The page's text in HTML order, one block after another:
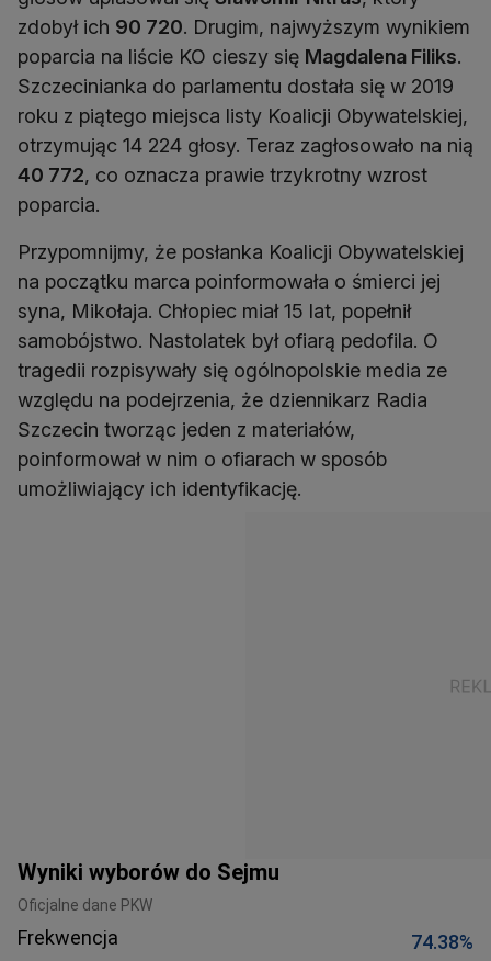
zdobył ich 90 720. Drugim, najwyższym wynikiem
poparcia na liście KO cieszy się Magdalena Filiks.
Szczecinianka do parlamentu dostała się w 2019
roku z piątego miejsca listy Koalicji Obywatelskiej,
otrzymując 14 224 głosy. Teraz zagłosowało na nią
40 772, co oznacza prawie trzykrotny wzrost
poparcia.
Przypomnijmy, że posłanka Koalicji Obywatelskiej
na początku marca poinformowała o śmierci jej
syna, Mikołaja. Chłopiec miał 15 lat, popełnił
samobójstwo. Nastolatek był ofiarą pedofila. O
tragedii rozpisywały się ogólnopolskie media ze
względu na podejrzenia, że dziennikarz Radia
Szczecin tworząc jeden z materiałów,
poinformował w nim o ofiarach w sposób
umożliwiający ich identyfikację.